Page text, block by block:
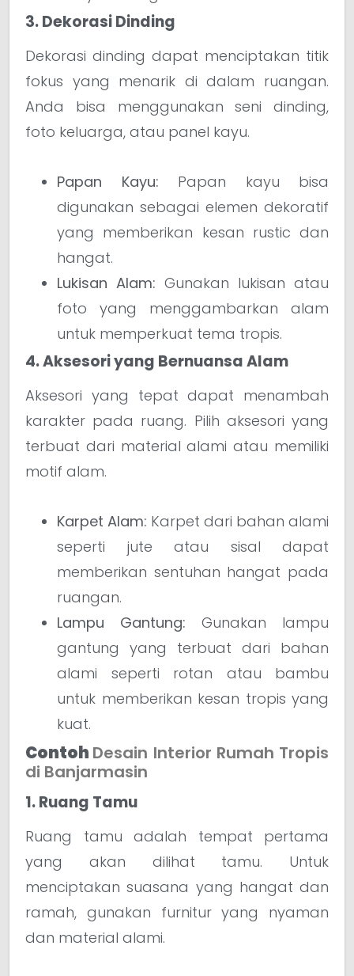
3. Dekorasi Dinding
Dekorasi dinding dapat menciptakan titik
fokus yang menarik di dalam ruangan.
Anda bisa menggunakan seni dinding,
foto keluarga, atau panel kayu.
Papan Kayu: Papan kayu bisa
digunakan sebagai elemen dekoratif
yang memberikan kesan rustic dan
hangat.
Lukisan Alam: Gunakan lukisan atau
foto yang menggambarkan alam
untuk memperkuat tema tropis.
4. Aksesori yang Bernuansa Alam
Aksesori yang tepat dapat menambah
karakter pada ruang. Pilih aksesori yang
terbuat dari material alami atau memiliki
motif alam.
Karpet Alam: Karpet dari bahan alami
seperti jute atau sisal dapat
memberikan sentuhan hangat pada
ruangan.
Lampu Gantung: Gunakan lampu
gantung yang terbuat dari bahan
alami seperti rotan atau bambu
untuk memberikan kesan tropis yang
kuat.
Contoh Desain Interior Rumah Tropis
di Banjarmasin
1. Ruang Tamu
Ruang tamu adalah tempat pertama
yang akan dilihat tamu. Untuk
menciptakan suasana yang hangat dan
ramah, gunakan furnitur yang nyaman
dan material alami.